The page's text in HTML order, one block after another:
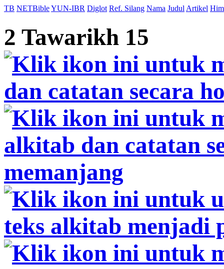
TB NETBibleYUN-IBR Diglot Ref. Silang Nama Judul Artikel
2 Tawarikh 15